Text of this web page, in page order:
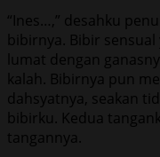
“Ines…,” desahku
bibirnya. Bibir
lumat dengan
kalah. Bibirnya pun
dahsyatnya, seakan
bibirku. Kedua
tangannya.